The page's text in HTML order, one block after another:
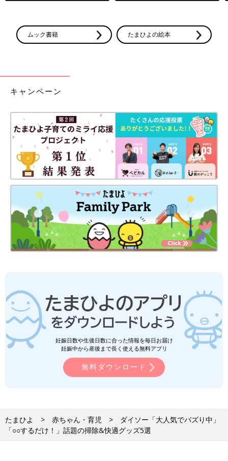
ムック書籍 たまひよの絵本
キャンペーン
妊娠日数や生後日数に合った情報を毎日お届け
妊娠中から産後まで長く使える無料アプリ
無料ダウンロード
たまひよ 赤ちゃん・育児
ダイソー「大人気でバズり中」
「○○するだけ！」話題の掃除&快適グッズ5選